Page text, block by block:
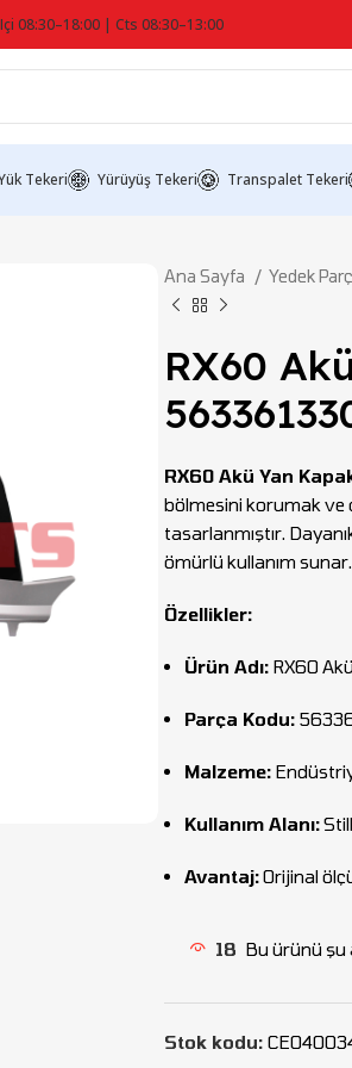
08:30–18:00 | Cts 08:30–13:00
Tekeri Yürüyüş Tekeri Transpalet Tekeri
Ana Sayfa Yedek
RX60
RX60 Akü Yan
bölmesini korumak ve
tasarlanmıştır.
ömürlü kullanım sunar.
Özellikler:
Ürün Adı: RX60
Parça Kodu:
Malzeme:
Kullanım Alanı:
Avantaj:Orijinal
18 Bu ürünü şu
Stok kodu: